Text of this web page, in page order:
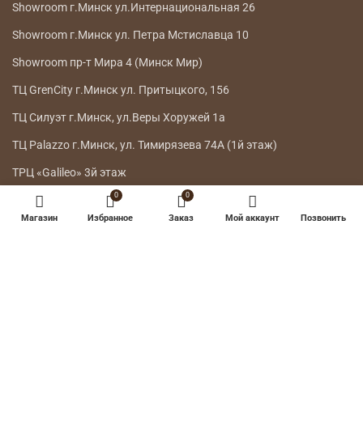
Showroom г.Минск ул.Интернациональная 26
Showroom г.Минск ул. Петра Мстиславца 10
Showroom пр-т Мира 4 (Минск Мир)
ТЦ GrenCity г.Минск ул. Притыцкого, 156
ТЦ Силуэт г.Минск, ул.Веры Хоружей 1а
ТЦ Palazzo г.Минск, ул. Тимирязева 74А (1й этаж)
ТРЦ «Galileo» 3й этаж
ГЛАВНОЕ МЕНЮ
Магазин
0
Избранное
0
Заказ Мой аккаунт Позвонить